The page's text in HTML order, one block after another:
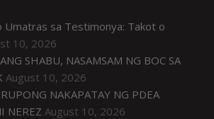
Umatras sa Testimonya: Takot o
10, 2026
SHABU, NASAMSAM NG BOC SA
August 10, 2026
NAKAPATAY NG PDEA
NEREZ August 10, 2026